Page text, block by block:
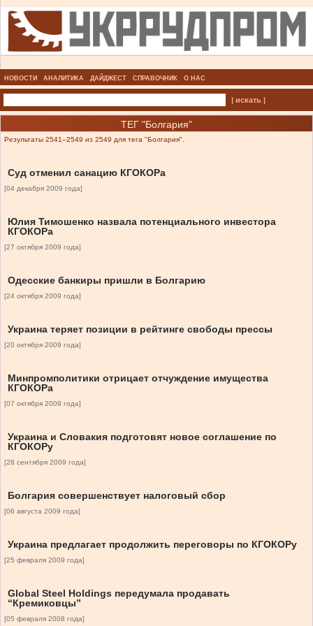
НОВОСТИ АНАЛИТИКА ДАЙДЖЕСТ СПРАВОЧНИК О НАС
| искать |
ТЕГ "Болгария"
Результаты 2541–2549 из 2549 для тега "Болгария".
Суд отменил санацию КГОКОРа
[04 декабря 2009 года]
Юлия Тимошенко назвала потенциального инвестора
КГОКОРа
[27 октября 2009 года]
Одесские банкиры пришли в Болгарию
[24 октября 2009 года]
Украина теряет позиции в рейтинге свободы прессы
[20 октября 2009 года]
Минпромполитики отрицает отчуждение имущества
КГОКОРа
[07 октября 2009 года]
Украина и Словакия подготовят новое соглашение по
КГОКОРу
[28 сентября 2009 года]
Болгария совершенствует налоговый сбор
[06 августа 2009 года]
Украина предлагает продолжить переговоры по КГОКОРу
[25 февраля 2009 года]
Global Steel Holdings передумала продавать
“Кремиковцы”
[05 февраля 2008 года]